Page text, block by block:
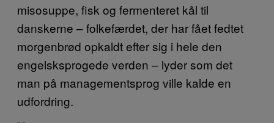
misosuppe, fisk og fermenteret kål til
danskerne – folkefærdet, der har fået fedtet
morgenbrød opkaldt efter sig i hele den
engelsksprogede verden – lyder som det
man på managementsprog ville kalde en
udfordring.